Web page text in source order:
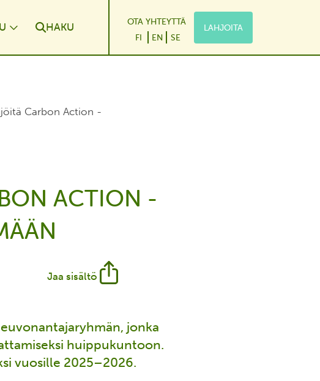
Toggle Dropdown
HAKU
FI EN SE
OTA YHTEYTTÄ
LAHJOITA
Carbon Action -
ACTION -
Jaa sisältö
jonka
huippukuntoon.
vuosille 2025–2026.